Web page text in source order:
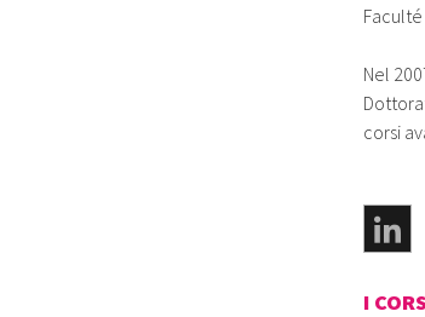
Nel
corsi
I